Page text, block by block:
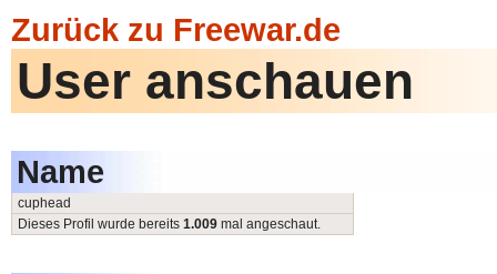
Zurück zu Freewar.de
User anschauen
Name
cuphead
Dieses Profil wurde bereits 1.009 mal angeschaut.